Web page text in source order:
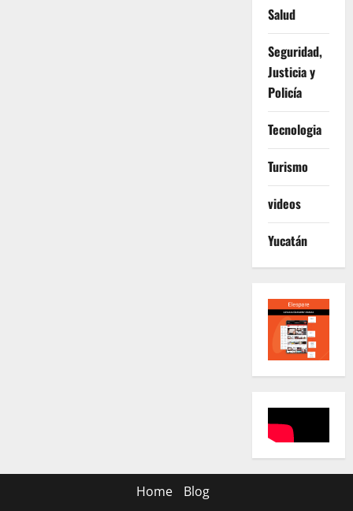
Salud
Seguridad,
Justicia y
Policía
Tecnologia
Turismo
videos
Yucatán
Home Blog